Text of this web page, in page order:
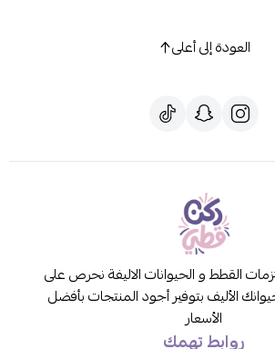
العودة إلى أعلى
القطط و الحيوانات الاليفة نحرص على
الأليف بتوفير أجود المنتجات بأفضل
الأسعار
روابط تهمك